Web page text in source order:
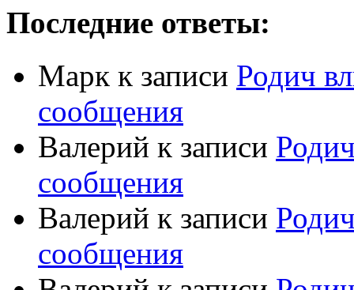
Последние ответы:
Марк к записи Родич
сообщения
Валерий к записи
сообщения
Валерий к записи
сообщения